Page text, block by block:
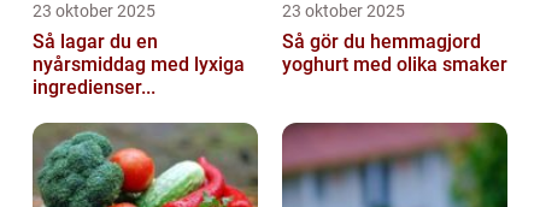
23 oktober 2025
Så lagar du en
nyårsmiddag med lyxiga
ingredienser...
23 oktober 2025
Så gör du hemmagjord
yoghurt med olika smaker